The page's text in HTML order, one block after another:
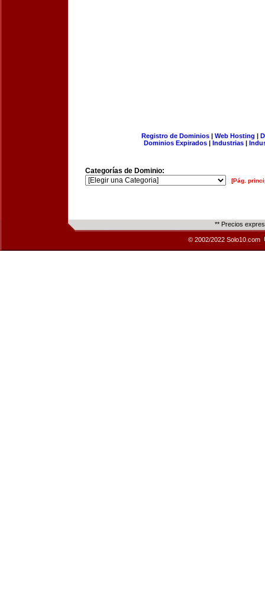
Registro de Dominios| Web Hosting |
Dominios Expirados | Industrias |
Categorías de Dominio:
[Pág.
** Precios
© 2002/2022 Solo10.com